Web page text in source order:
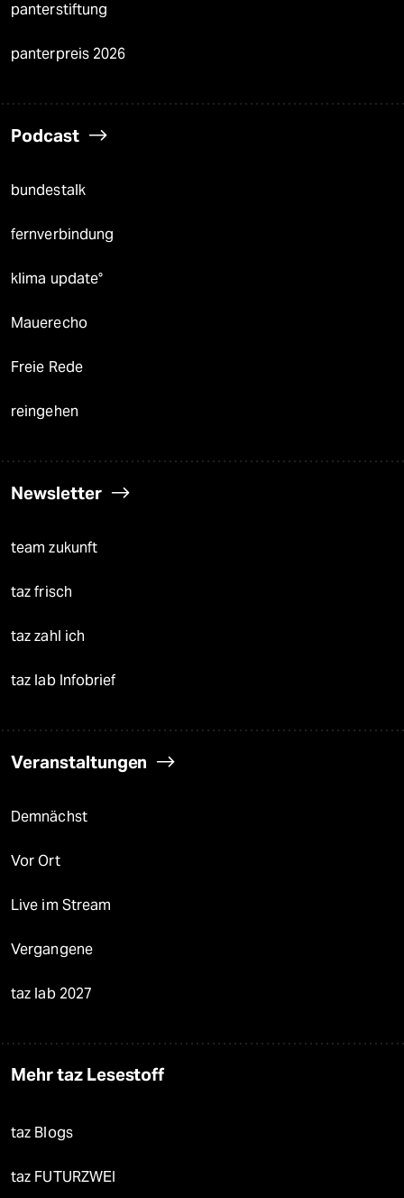
panterstiftung
panterpreis 2026
Podcast
bundestalk
fernverbindung
klima update°
Mauerecho
Freie Rede
reingehen
Newsletter
team zukunft
taz frisch
taz zahl ich
taz lab Infobrief
Veranstaltungen
Demnächst
Vor Ort
Live im Stream
Vergangene
taz lab 2027
Mehr taz Lesestoff
taz Blogs
taz FUTURZWEI